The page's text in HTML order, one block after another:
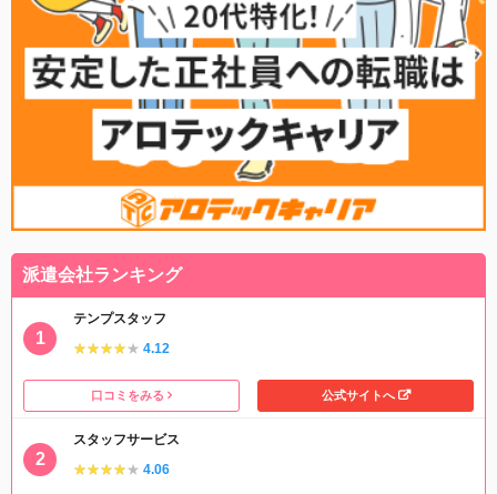
派遣会社ランキング
テンプスタッフ
★★★★★
★★★★★ 4.12
口コミをみる 公式サイトへ
スタッフサービス
★★★★★
★★★★★ 4.06